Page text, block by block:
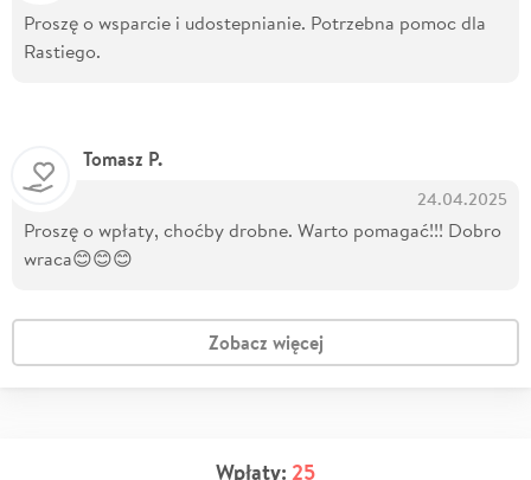
Proszę o wsparcie i udostepnianie. Potrzebna pomoc dla
Rastiego.
Tomasz P.
24.04.2025
Proszę o wpłaty, choćby drobne. Warto pomagać!!! Dobro
wraca😊😊😊
Zobacz więcej
Wpłaty: 25